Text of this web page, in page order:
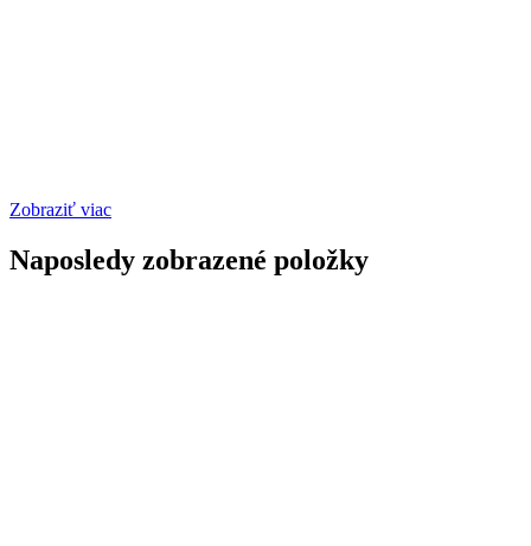
Zobraziť viac
Naposledy zobrazené položky